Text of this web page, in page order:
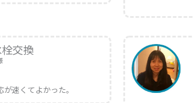
交換
速くてよかった。